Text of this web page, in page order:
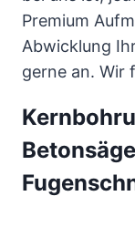
Premium
Abwicklung
gerne an. Wir